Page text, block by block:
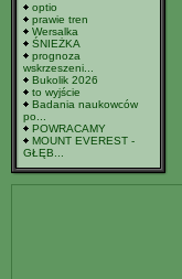
optio
prawie tren
Wersalka
ŚNIEŻKA
prognoza
wskrzeszeni...
Bukolik 2026
to wyjście
Badania naukowców
po...
POWRACAMY
MOUNT EVEREST -
GŁĘB...